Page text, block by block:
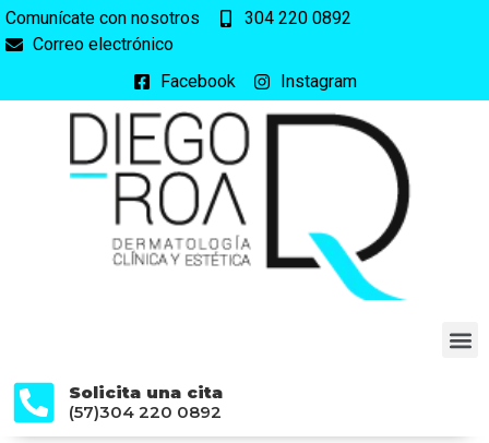
Comunícate con nosotros
304 220 0892
Correo electrónico
Facebook
Instagram
Solicita una cita
(57)304 220 0892